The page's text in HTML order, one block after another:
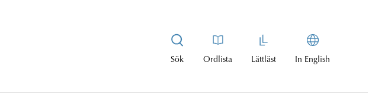
Sök Ordlista Lättläst In English